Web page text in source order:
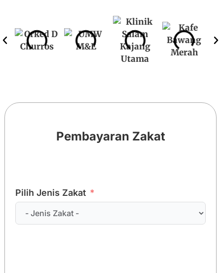
Pembayaran Zakat
Pilih Jenis Zakat